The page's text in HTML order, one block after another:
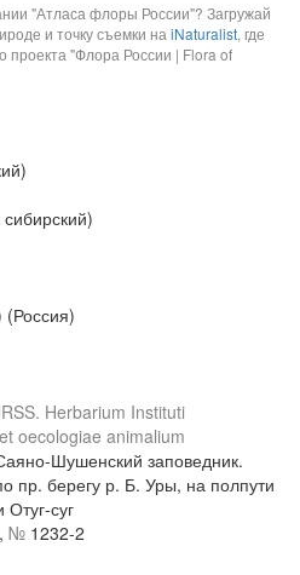
"Атласа флоры России"? Загружай
и точку съемки на iNaturalist, где
проекта "Флора России | Flora of
Herbarium Instituti
oecologiae animalium
Шушенский заповедник.
пр. берегу р. Б. Уры, на полпути
суг
№ 1232-2